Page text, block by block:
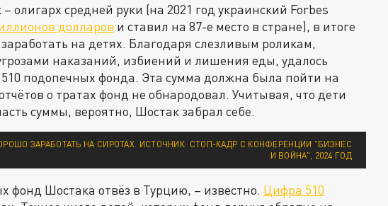
олигарх средней руки (на 2021 год украинский Forbes
долларов и ставил на 87-е место в стране), в итоге
на детях. Благодаря слезливым роликам,
наказаний, избиений и лишения еды, удалось
подопечных фонда. Эта сумма должна была пойти на
о тратах фонд не обнародовал. Учитывая, что дети
суммы, вероятно, Шостак забрал себе.
ЗАРАБОТАТЬ НА СИРОТАХ. ИСТОЧНИК: СТОП-КАДР С КОНФЕРЕНЦИИ "БИЗНЕС
И ВОЙНА", 2024 ГОД
фонд Шостака отвёз в Турцию, – известно. Цифра 510